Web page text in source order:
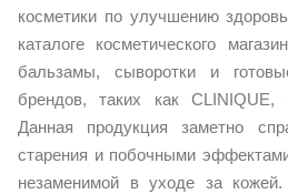
косметики по улучшению
каталоге косметического
бальзамы, сыворотки и
брендов, таких как
Данная продукция заметно
старения и побочными
незаменимой в уходе за